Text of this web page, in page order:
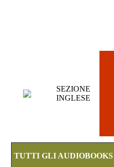
SEZIONE
INGLESE
TUTTI GLI AUDIOBOOKS